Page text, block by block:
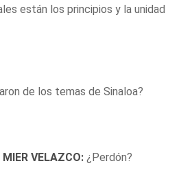
están los principios y la unidad
de los temas de Sinaloa?
VELAZCO: ¿Perdón?